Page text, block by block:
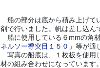
船の部分は底から積み上げて
剤で行いました。帆は差し込ん
船に使用している６mmの角
ネルソー導突目１５０ 」等が適
写真の船底は、１枚板を使用
材の組み合わせになっています。